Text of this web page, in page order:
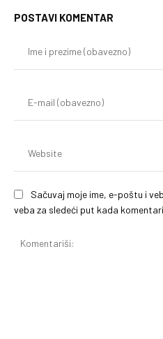
POSTAVI KOMENTAR
Sačuvaj moje ime, e-poštu i
veba za sledeći put kada